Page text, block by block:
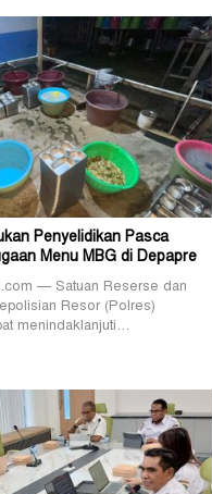
Penyelidikan Pasca
Menu MBG di Depapre
— Satuan Reserse dan
Resor (Polres)
menindaklanjuti…